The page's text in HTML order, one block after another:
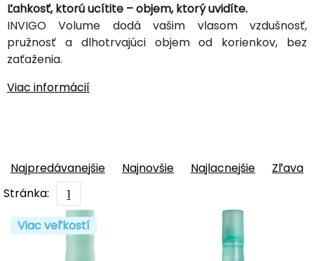
Ľahkosť, ktorú ucítite – objem, ktorý uvidíte.
INVIGO Volume dodá vašim vlasom vzdušnosť,
pružnosť a dlhotrvajúci objem od korienkov, bez
zaťaženia.
Viac informácií
Najpredávanejšie Najnovšie Najlacnejšie
Zľava
Stránka:
1
Viac veľkostí